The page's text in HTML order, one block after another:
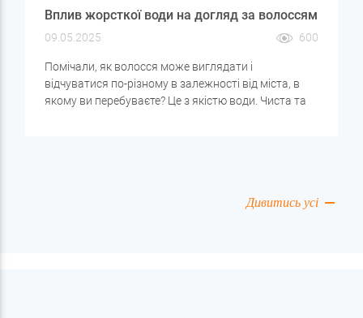
Вплив жорсткої води на догляд за волоссям
09.05.2025 600
Помічали, як волосся може виглядати і
відчуватися по-різному в залежності від міста, в
якому ви перебуваєте? Це з якістю води. Чиста та
Дивитись усі